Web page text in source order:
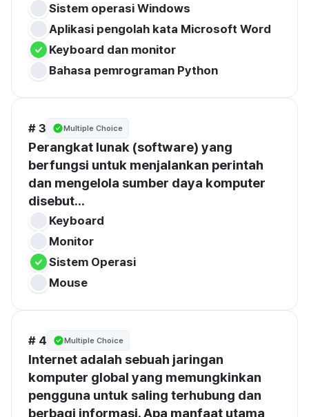
Sistem operasi Windows
Aplikasi pengolah kata Microsoft Word
Keyboard dan monitor
Bahasa pemrograman Python
# 3 Multiple Choice
Perangkat lunak (software) yang
berfungsi untuk menjalankan perintah
dan mengelola sumber daya komputer
disebut...
Keyboard
Monitor
Sistem Operasi
Mouse
# 4 Multiple Choice
Internet adalah sebuah jaringan
komputer global yang memungkinkan
pengguna untuk saling terhubung dan
berbagi informasi. Apa manfaat utama